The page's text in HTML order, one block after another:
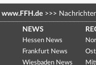
www.FFH.de >>>
NEWS
Hessen News
Frankfurt News
Wiesbaden News